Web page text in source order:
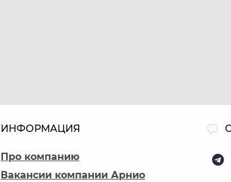
ИНФОРМАЦИЯ
Про компанию
Вакансии компании Арнио